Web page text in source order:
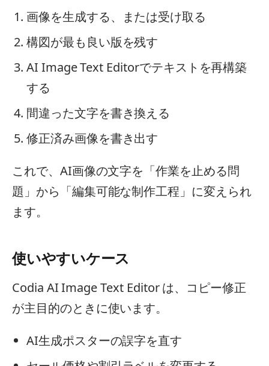
画像を生成する、または受け取る
構図が最も良い版を残す
AI Image Text Editorでテキストを再構築
する
間違った文字を書き換える
修正済み画像を書き出す
これで、AI画像の文字を「作業を止める問
題」から「編集可能な制作工程」に変えられ
ます。
使いやすいケース
Codia AI Image Text Editor は、コピー修正
が主目的のときに使います。
AI生成ポスターの誤字を直す